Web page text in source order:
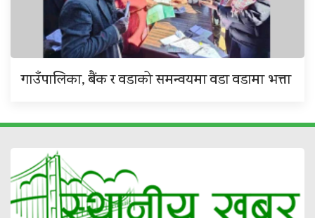
गाउँपालिका, बैंक र वडाको समन्वयमा वडा वडामा भत्ता